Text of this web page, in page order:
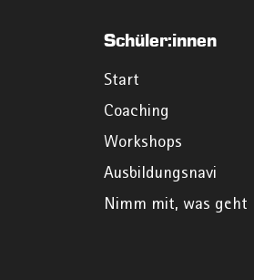
Schüler:innen
Start
Coaching
Workshops
Ausbildungsnavi
Nimm mit, was geht